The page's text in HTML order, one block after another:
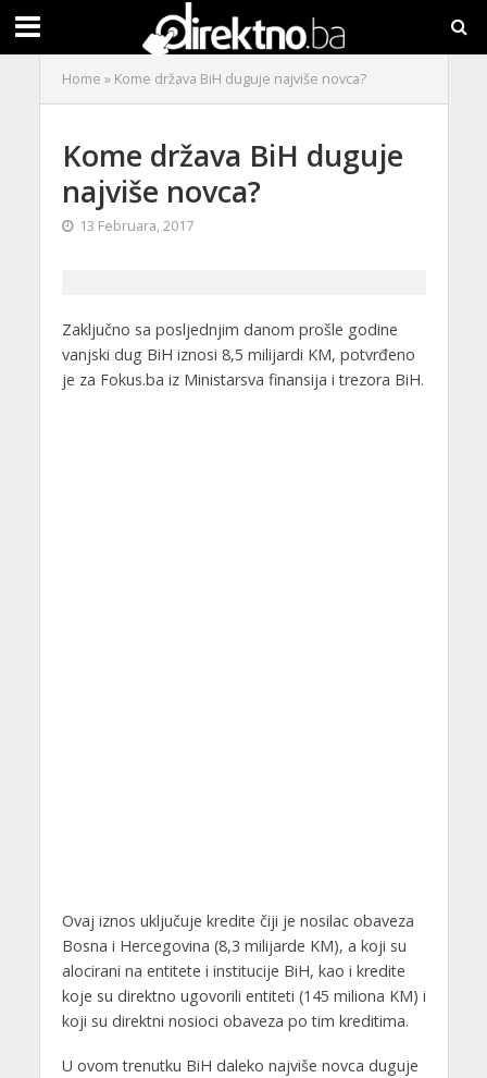
Home » Kome država BiH duguje najviše novca?
Kome država BiH duguje
najviše novca?
13 Februara, 2017
Zaključno sa posljednjim danom prošle godine
vanjski dug BiH iznosi 8,5 milijardi KM, potvrđeno
je za Fokus.ba iz Ministarsva finansija i trezora BiH.
Ovaj iznos uključuje kredite čiji je nosilac obaveza
Bosna i Hercegovina (8,3 milijarde KM), a koji su
alocirani na entitete i institucije BiH, kao i kredite
koje su direktno ugovorili entiteti (145 miliona KM) i
koji su direktni nosioci obaveza po tim kreditima.
U ovom trenutku BiH daleko najviše novca duguje